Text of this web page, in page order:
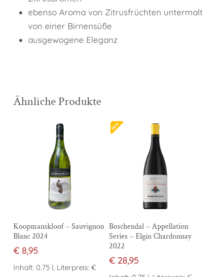
ebenso Aroma von Zitrusfrüchten untermalt
von einer Birnensüße
ausgewogene Eleganz
Ähnliche Produkte
In den Warenkorb
Koopmanskloof – Sauvignon
Blanc 2024
€8,95
Inhalt: 0.75 l, Literpreis: €
In den Warenkorb
Boschendal – Appellation
Series – Elgin Chardonnay
2022
€28,95